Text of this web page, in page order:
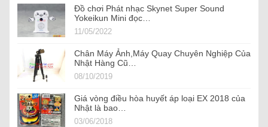
Đồ chơi Phát nhạc Skynet Super Sound
Yokeikun Mini đọc…
11/05/2022
Chân Máy Ảnh,Máy Quay Chuyên Nghiệp Của
Nhật Hàng Cũ…
08/10/2019
Giá vòng điều hòa huyết áp loại EX 2018 của
Nhật là bao…
03/06/2018